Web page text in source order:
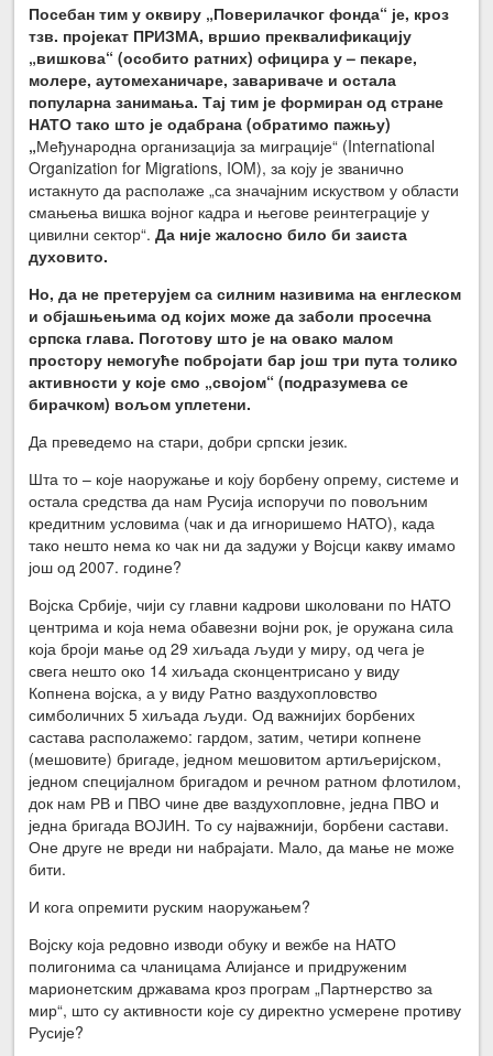
Посебан тим у оквиру „Поверилачког фонда“ је, кроз
тзв. пројекат ПРИЗМА, вршио преквалификацију
„вишкова“ (особито ратних) официра у – пекаре,
молере, аутомеханичаре, завариваче и остала
популарна занимања. Тај тим је формиран од стране
НАТО тако што је одабрана (обратимо пажњу)
„Међународна организација за миграције“ (International
Organization for Migrations, IOM), за коју је званично
истакнуто да располаже „са значајним искуством у области
смањења вишка војног кадра и његове реинтеграције у
цивилни сектор“. Да није жалосно било би заиста
духовито.
Но, да не претерујем са силним називима на енглеском
и објашњењима од којих може да заболи просечна
српска глава. Поготову што је на овако малом
простору немогуће побројати бар још три пута толико
активности у које смо „својом“ (подразумева се
бирачком) вољом уплетени.
Да преведемо на стари, добри српски језик.
Шта то – које наоружање и коју борбену опрему, системе и
остала средства да нам Русија испоручи по повољним
кредитним условима (чак и да игноришемо НАТО), када
тако нешто нема ко чак ни да задужи у Војсци какву имамо
још од 2007. године?
Војска Србије, чији су главни кадрови школовани по НАТО
центрима и која нема обавезни војни рок, је оружана сила
која броји мање од 29 хиљада људи у миру, од чега је
свега нешто око 14 хиљада сконцентрисано у виду
Копнена војска, а у виду Ратно ваздухопловство
симболичних 5 хиљада људи. Од важнијих борбених
састава располажемо: гардом, затим, четири копнене
(мешовите) бригаде, једном мешовитом артиљеријском,
једном специјалном бригадом и речном ратном флотилом,
док нам РВ и ПВО чине две ваздухопловне, једна ПВО и
једна бригада ВОЈИН. То су најважнији, борбени састави.
Оне друге не вреди ни набрајати. Мало, да мање не може
бити.
И кога опремити руским наоружањем?
Војску која редовно изводи обуку и вежбе на НАТО
полигонима са чланицама Алијансе и придруженим
марионетским државама кроз програм „Партнерство за
мир“, што су активности које су директно усмерене противу
Русије?